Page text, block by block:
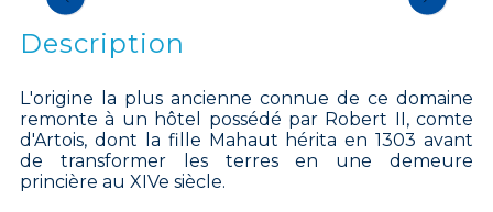
Description
L'origine la plus ancienne connue de ce domaine
remonte à un hôtel possédé par Robert II, comte
d'Artois, dont la fille Mahaut hérita en 1303 avant
de transformer les terres en une demeure
princière au XIVe siècle.